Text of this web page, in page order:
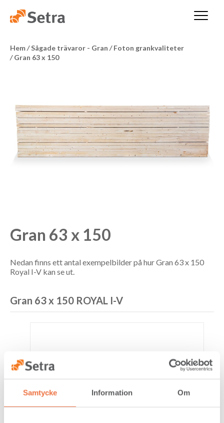
Samtycke Information Om
Hem/Sågade trävaror - Gran / Foton grankvaliteter
/ Gran 63 x 150
Gran 63 x 150
Nedan finns ett antal exempelbilder på hur Gran 63 x 150
Royal I-V kan se ut.
Gran 63 x 150 ROYAL I-V